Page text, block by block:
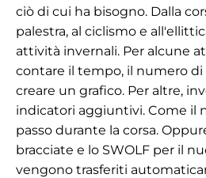
ciò di cui ha bisogno. Dalla
palestra, al ciclismo e
attività invernali. Per alcune
contare il tempo, il numero di
creare un grafico. Per altre,
indicatori aggiuntivi. Come il
passo durante la corsa.
bracciate e lo SWOLF per il
vengono trasferiti